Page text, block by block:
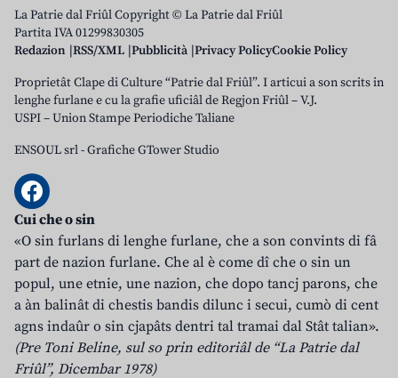
La Patrie dal Friûl Copyright © La Patrie dal Friûl
Partita IVA 01299830305
Redazion RSS/XML Pubblicità Privacy PolicyCookie Policy
Proprietât Clape di Culture “Patrie dal Friûl”. I articui a son scrits in
lenghe furlane e cu la grafie uficiâl de Regjon Friûl – V.J.
USPI – Union Stampe Periodiche Taliane
ENSOUL srl-Grafiche GTower Studio
Cui che o sin
«O sin furlans di lenghe furlane, che a son convints di fâ
part de nazion furlane. Che al è come dî che o sin un
popul, une etnie, une nazion, che dopo tancj parons, che
a àn balinât di chestis bandis dilunc i secui, cumò di cent
agns indaûr o sin cjapâts dentri tal tramai dal Stât talian».
(Pre Toni Beline, sul so prin editoriâl de “La Patrie dal
Friûl”, Dicembar 1978)